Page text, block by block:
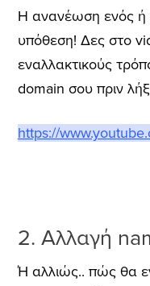
Η ανανέωση ενός ή
υπόθεση! Δες στο
εναλλακτικούς
domain σου πριν
https://
2. Αλλαγή
Ή αλλιώς.. πώς θα